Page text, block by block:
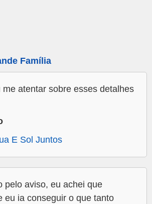
Família
me atentar sobre esses detalhes
E Sol Juntos
pelo aviso, eu achei que
eu ia conseguir o que tanto